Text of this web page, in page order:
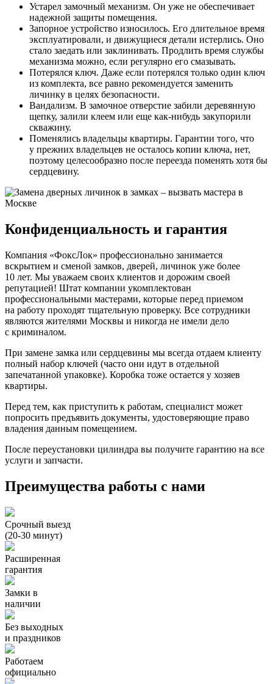
Устарел замочный механизм. Он уже не обеспечивает
надежной защиты помещения.
Запорное устройство износилось. Его длительное время
эксплуатировали, и движущиеся детали истерлись. Оно
стало заедать или заклинивать. Продлить время службы
механизма можно, если регулярно его смазывать.
Потерялся ключ. Даже если потерялся только один ключ
из комплекта, все равно рекомендуется заменить
личинку в целях безопасности.
Вандализм. В замочное отверстие забили деревянную
щепку, залили клеем или еще как-нибудь закупорили
скважину.
Поменялись владельцы квартиры. Гарантии того, что
у прежних владельцев не осталось копии ключа, нет,
поэтому целесообразно после переезда поменять хотя бы
сердцевину.
Конфиденциальность и гарантия
Компания «ФоксЛок» профессионально занимается
вскрытием и сменой замков, дверей, личинок уже более
10 лет. Мы уважаем своих клиентов и дорожим своей
репутацией! Штат компании укомплектован
профессиональными мастерами, которые перед приемом
на работу проходят тщательную проверку. Все сотрудники
являются жителями Москвы и никогда не имели дело
с криминалом.
При замене замка или сердцевины мы всегда отдаем клиенту
полный набор ключей (часто они идут в отдельной
запечатанной упаковке). Коробка тоже остается у хозяев
квартиры.
Перед тем, как приступить к работам, специалист может
попросить предъявить документы, удостоверяющие право
владения данным помещением.
После переустановки цилиндра вы получите гарантию на все
услуги и запчасти.
Преимущества работы с нами
Срочный выезд
(20-30 минут)
Расширенная
гарантия
Замки в
наличии
Без выходных
и праздников
Работаем
официально